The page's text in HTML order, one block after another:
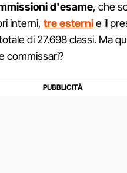
d'esame, che
interni, tre esternie il
di 27.698 classi. Ma
commissari?